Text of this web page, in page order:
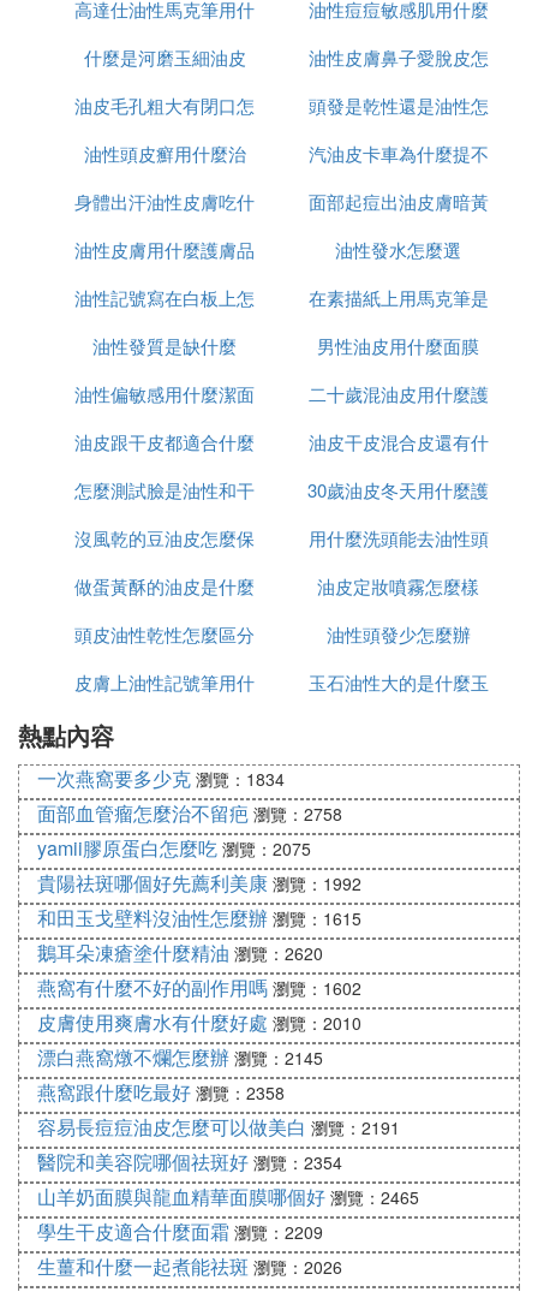
⑵ 蛋黃酥的製作方法
蛋黃酥的做法
50克，和一起搓成顆粒狀，再加水和成光滑的面團，
水65克分批加入，邊加水邊試軟硬程度，和到比普通
2、將面團用保鮮膜蓋好，室溫下靜置半小時。
3、油酥的原料：(低粉120克，黃油60克)也同樣和成
面團，軟硬程度和水油皮一樣。
4、將水油皮和油酥皮揉成均等的小圓球，水油皮：1
5、取一塊水油皮壓成圓片，包上油酥，用手揉成圓
7、將面團捲成圓柱形的樣子，收口朝上放置，蓋上
保鮮膜放入冰箱靜置15分鍾。將面團取出，再一次將
面團擀開，然後再次捲成圓柱形，收口朝上，蓋上保
鮮膜放入冰箱靜置20分鍾。
成兩半(可以去超市買已經腌制好的鴨蛋)，取出紅豆
沙揉成圓形，壓扁，包一半的蛋黃，再次揉成圓形，
9、把面團兩頭捏在一起，中間折一下，收口朝上，
用手掌壓成圓形。用面團包住豆沙餡，收口朝下，均
勻的擺放在放置油布的烤盤內。
10、刷一層蛋黃液，撒一點黑芝麻或者白芝麻。
11、烤箱加熱到180度，放在烤箱中層加熱20分鍾左
右即可。
12.烤制過程中再刷一層蛋液。
13.取出即可食用。
⑶ 做蛋黃酥的油皮怎麼做
步驟
1
點擊查看大圖
准備好自己炒的綠豆沙～你也可以准備其它味道的😊
（芋泥也非常香～）
步驟
2
點擊查看大圖
性
高達仕油性馬克筆用什
麼稀釋液
油性痘痘敏感肌用什麼
水乳
什麼是河磨玉細油皮
油性皮膚鼻子愛脫皮怎
麼回事
油皮毛孔粗大有閉口怎
麼上粉底
頭發是乾性還是油性怎
麼判斷
油性頭皮癬用什麼治
汽油皮卡車為什麼提不
起速
身體出汗油性皮膚吃什
麼葯
面部起痘出油皮膚暗黃
怎麼辦
油性皮膚用什麼護膚品
可以祛痘
油性發水怎麼選
油性記號寫在白板上怎
麼擦掉
在素描紙上用馬克筆是
水性和油性有什麼區別
油性發質是缺什麼
男性油皮用什麼面膜
油性偏敏感用什麼潔面
二十歲混油皮用什麼護
膚品
油皮跟干皮都適合什麼
防曬
油皮干皮混合皮還有什
麼皮
怎麼測試臉是油性和干
行
30歲油皮冬天用什麼護
膚品
沒風乾的豆油皮怎麼保
存
用什麼洗頭能去油性頭
發
做蛋黃酥的油皮是什麼
油皮定妝噴霧怎麼樣
頭皮油性乾性怎麼區分
油性頭發少怎麼辦
皮膚上油性記號筆用什
玉石油性大的是什麼玉
熱點內容
一次燕窩要多少克 瀏覽：1834
面部血管瘤怎麼治不留疤 瀏覽：2758
yamii膠原蛋白怎麼吃 瀏覽：2075
貴陽祛斑哪個好先薦利美康 瀏覽：1992
和田玉戈壁料沒油性怎麼辦 瀏覽：1615
鵝耳朵凍瘡塗什麼精油 瀏覽：2620
燕窩有什麼不好的副作用嗎 瀏覽：1602
皮膚使用爽膚水有什麼好處 瀏覽：2010
漂白燕窩燉不爛怎麼辦 瀏覽：2145
燕窩跟什麼吃最好 瀏覽：2358
容易長痘痘油皮怎麼可以做美白 瀏覽：2191
醫院和美容院哪個祛斑好 瀏覽：2354
山羊奶面膜與龍血精華面膜哪個好 瀏覽：2465
學生干皮適合什麼面霜 瀏覽：2209
生薑和什麼一起煮能祛斑 瀏覽：2026